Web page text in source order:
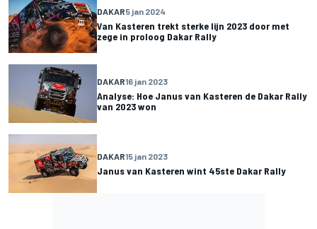
DAKAR5 jan 2024
Van Kasteren trekt sterke lijn 2023 door met
zege in proloog Dakar Rally
DAKAR16 jan 2023
Analyse: Hoe Janus van Kasteren de Dakar Rally
van 2023 won
DAKAR15 jan 2023
Janus van Kasteren wint 45ste Dakar Rally